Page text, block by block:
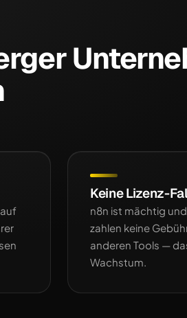
Keine Lizenz-
n8n ist mächtig
zahlen keine
anderen Tools —
Wachstum.